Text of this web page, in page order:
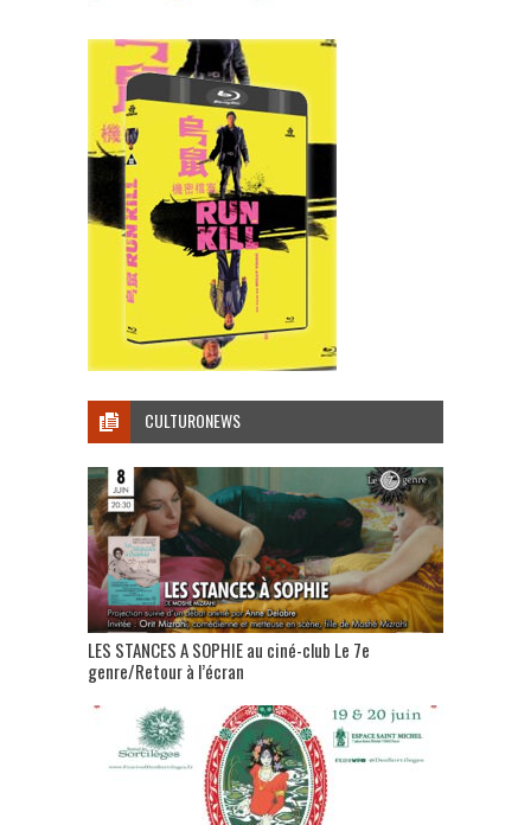
CULTURONEWS
LES STANCES A SOPHIE au ciné-club Le 7e
genre/Retour à l’écran